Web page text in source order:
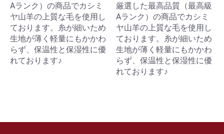
Aランク）の商品でカシミ
ヤ山羊の上質な毛を使用し
ております。糸が細いため
生地が薄く軽量にもかかわ
らず、保温性と保湿性に優
れております♪
厳選した最高品質（最高級
Aランク）の商品でカシミ
ヤ山羊の上質な毛を使用し
ております。糸が細いため
生地が薄く軽量にもかかわ
らず、保温性と保湿性に優
れております♪